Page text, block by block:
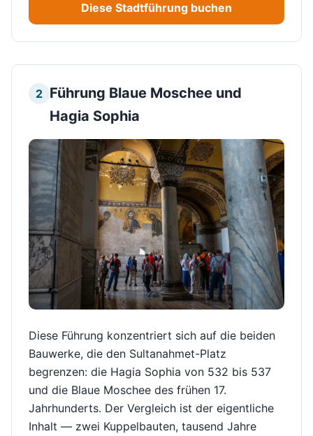
Diese Stadtführung buchen
2 Führung Blaue Moschee und
Hagia Sophia
Diese Führung konzentriert sich auf die beiden
Bauwerke, die den Sultanahmet-Platz
begrenzen: die Hagia Sophia von 532 bis 537
und die Blaue Moschee des frühen 17.
Jahrhunderts. Der Vergleich ist der eigentliche
Inhalt — zwei Kuppelbauten, tausend Jahre